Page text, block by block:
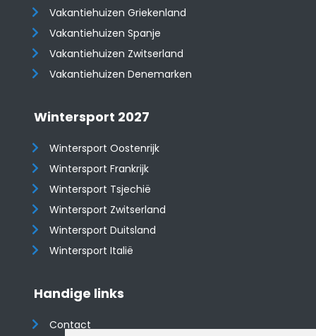
Vakantiehuizen Griekenland
Vakantiehuizen Spanje
​​​​​​​Vakantiehuizen Zwitserland
Vakantiehuizen Denemarken
Wintersport 2027
Wintersport Oostenrijk
Wintersport Frankrijk
Wintersport Tsjechië
Wintersport Zwitserland
Wintersport Duitsland
Wintersport Italië
Handige links
Contact